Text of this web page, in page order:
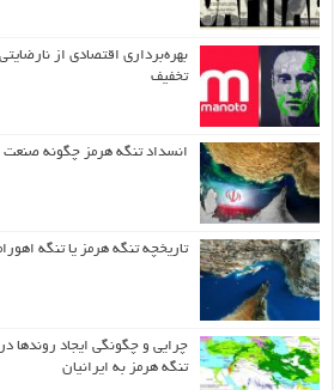
بهره‌برداری اقتصادی از
تخفیف
انسداد تنگه هرمز چگونه صنعت
تاریخچه تنگه هرمز یا تنگه
چرایی و چگونگی ایجاد روندها
تنگه هرمز به ایرانیان